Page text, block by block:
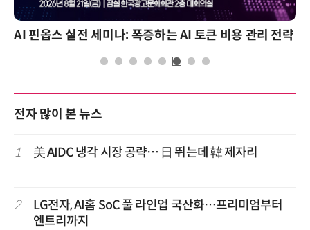
AI 핀옵스 실전 세미나: 폭증하는 AI 토큰 비용 관리 전략
전자 많이 본 뉴스
1 美 AIDC 냉각 시장 공략… 日 뛰는데 韓 제자리
2
LG전자, AI홈 SoC 풀 라인업 국산화…프리미엄부터
엔트리까지